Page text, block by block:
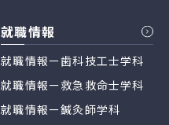
就職情報
就職情報ー歯科技工士学科
就職情報ー救急救命士学科
就職情報ー鍼灸師学科